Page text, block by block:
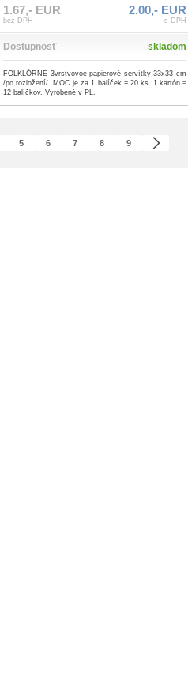
1.67,- EUR
bez DPH
2.00,- EUR
s DPH
Dostupnosť skladom
FOLKLÓRNE 3vrstvovoé papierové servítky 33x33 cm
/po rozložení/. MOC je za 1 balíček = 20 ks. 1 kartón =
12 balíčkov. Vyrobené v PL.
5 6 7 8 9